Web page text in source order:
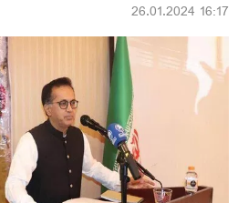
16:17 26.01.2024